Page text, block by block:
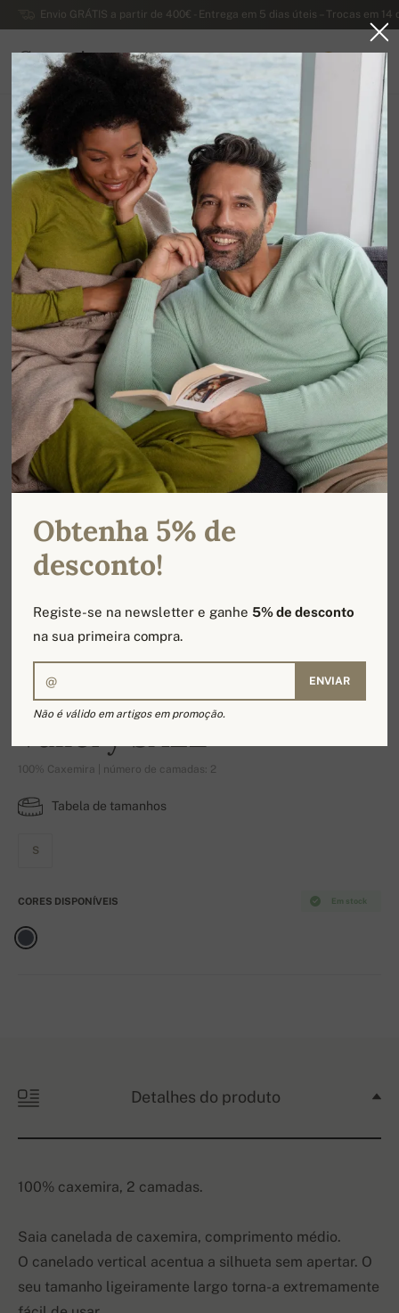
Envio GRÁTIS a partir de 400€ - Entrega em 5 dias úteis – Trocas em
Caxemira
PORTUGAL
Página principal OUTROS
-15%
Vallery SALE
100% Caxemira | número de camadas: 2
Tabela de tamanhos
S
Em stock
CORES DISPONÍVEIS
Detalhes do produto
100% caxemira, 2 camadas.
Saia canelada de caxemira, comprimento médio.
O canelado vertical acentua a silhueta sem apertar. O
seu tamanho ligeiramente largo torna-a extremamente
Obtenha 5% de
desconto!
Registe-se na newsletter e ganhe5% de desconto
na sua primeira compra.
ENVIAR
Não é válido em artigos em promoção.